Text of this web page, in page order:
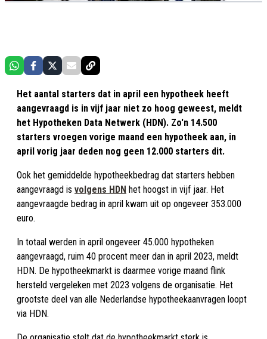
Het aantal starters dat in april een hypotheek heeft
aangevraagd is in vijf jaar niet zo hoog geweest, meldt
het Hypotheken Data Netwerk (HDN). Zo'n 14.500
starters vroegen vorige maand een hypotheek aan, in
april vorig jaar deden nog geen 12.000 starters dit.
Ook het gemiddelde hypotheekbedrag dat starters hebben
aangevraagd is volgens HDN het hoogst in vijf jaar. Het
aangevraagde bedrag in april kwam uit op ongeveer 353.000
euro.
In totaal werden in april ongeveer 45.000 hypotheken
aangevraagd, ruim 40 procent meer dan in april 2023, meldt
HDN. De hypotheekmarkt is daarmee vorige maand flink
hersteld vergeleken met 2023 volgens de organisatie. Het
grootste deel van alle Nederlandse hypotheekaanvragen loopt
via HDN.